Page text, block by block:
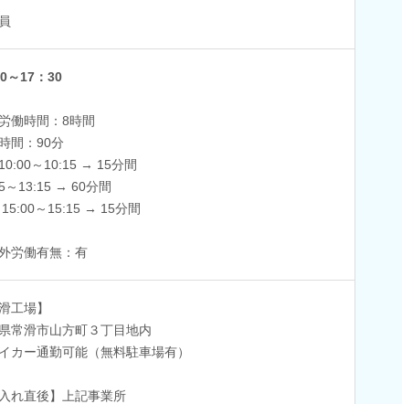
～17：30
働時間：8時間
間：90分
～10:15 → 15分間
～13:15 → 60分間
～15:15 → 15分間
労働有無：有
工場】
常滑市山方町３丁目地内
カー通勤可能（無料駐車場有）
れ直後】上記事業所